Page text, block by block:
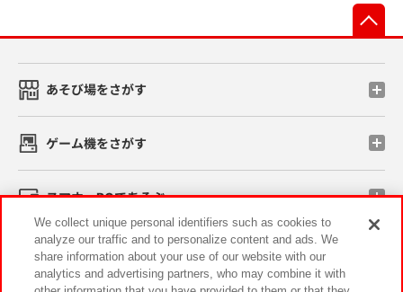
あそび場をさがす
ゲーム機をさがす
スマホ・PCであそぶ
イベント・キャンペーン
We collect unique personal identifiers such as cookies to
analyze our traffic and to personalize content and ads. We
share information about your use of our website with our
analytics and advertising partners, who may combine it with